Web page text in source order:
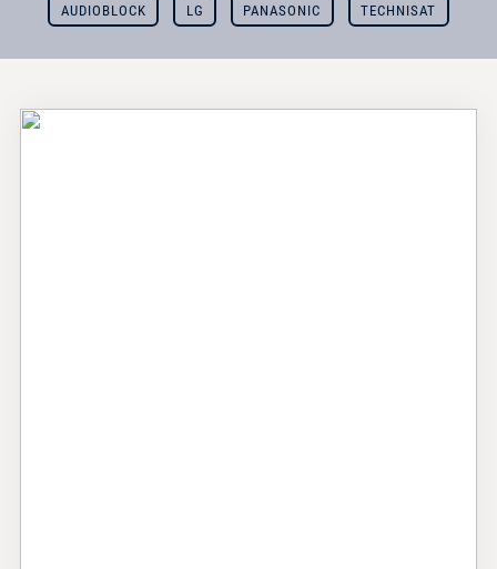
AUDIOBLOCK LG PANASONIC TECHNISAT